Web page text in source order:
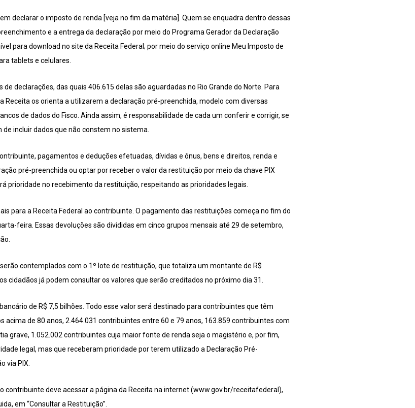
declarar o imposto de renda [veja no fim da matéria]. Quem se enquadra dentro dessas
e a entrega da declaração por meio do Programa Gerador da Declaração
para download no site da Receita Federal; por meio do serviço online Meu Imposto de
tablets e celulares.
de declarações, das quais 406.615 delas são aguardadas no Rio Grande do Norte. Para
Receita os orienta a utilizarem a declaração pré-preenchida, modelo com diversas
de dados do Fisco. Ainda assim, é responsabilidade de cada um conferir e corrigir, se
incluir dados que não constem no sistema.
pagamentos e deduções efetuadas, dívidas e ônus, bens e direitos, renda e
pré-preenchida ou optar por receber o valor da restituição por meio da chave PIX
prioridade no recebimento da restituição, respeitando as prioridades legais.
para a Receita Federal ao contribuinte. O pagamento das restituições começa no fim do
feira. Essas devoluções são divididas em cinco grupos mensais até 29 de setembro,
contemplados com o 1º lote de restituição, que totaliza um montante de R$
cidadãos já podem consultar os valores que serão creditados no próximo dia 31.
de R$ 7,5 bilhões. Todo esse valor será destinado para contribuintes que têm
acima de 80 anos, 2.464.031 contribuintes entre 60 e 79 anos, 163.859 contribuintes com
grave, 1.052.002 contribuintes cuja maior fonte de renda seja o magistério e, por fim,
legal, mas que receberam prioridade por terem utilizado a Declaração Pré-
via PIX.
contribuinte deve acessar a página da Receita na internet (www.gov.br/receitafederal),
em “Consultar a Restituição”.